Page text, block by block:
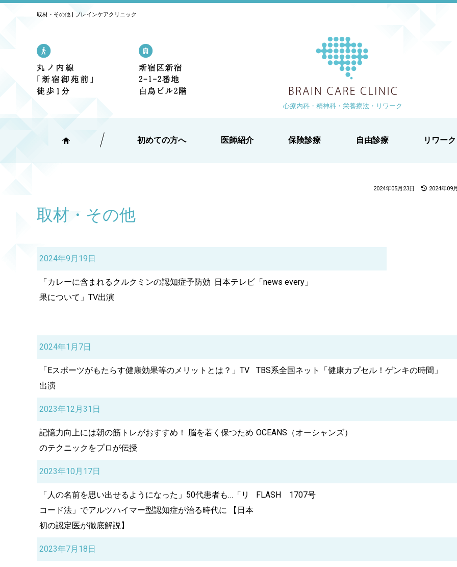
取材・その他 | ブレインケアクリニック
心療内科・精神科・栄養療法・リワーク
丸の内線「新宿御苑前」駅 1番出口より 徒歩1分
初めての方へ 医師紹介 保険診療 自由診療 リワーク
2024年05月23日 2024年09
取材・その他
2024年9月19日
「カレーに含まれるクルクミンの認知症予防効
果について」TV出演
日本テレビ「news every」
2024年1月7日
「Eスポーツがもたらす健康効果等のメリットとは？」TV
出演
TBS系全国ネット「健康カプセル！ゲンキの時間」
2023年12月31日
記憶力向上には朝の筋トレがおすすめ！ 脳を若く保つため
のテクニックをプロが伝授
OCEANS（オーシャンズ）
2023年10月17日
「人の名前を思い出せるようになった」50代患者も…「リ
コード法」でアルツハイマー型認知症が治る時代に 【日本
初の認定医が徹底解説】
FLASH 1707号
2023年7月18日